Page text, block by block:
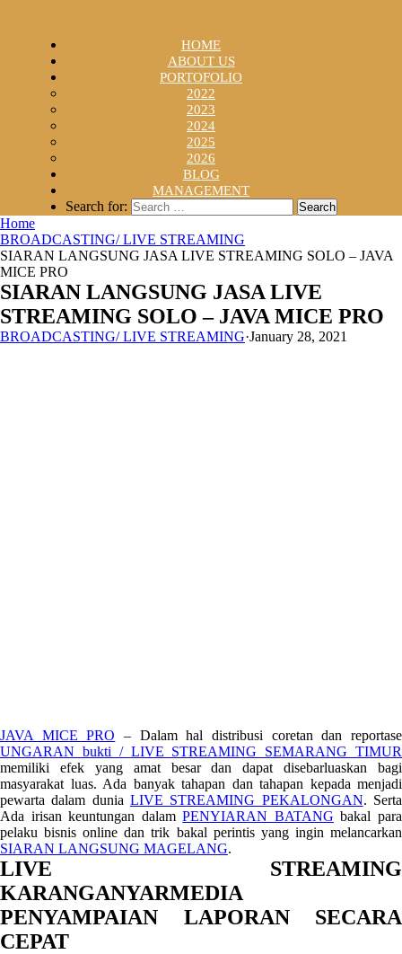
HOME
ABOUT US
PORTOFOLIO
2022
2023
2024
2025
2026
BLOG
MANAGEMENT
Search for:
Home
BROADCASTING/ LIVE STREAMING
SIARAN LANGSUNG JASA LIVE STREAMING SOLO – JAVA
MICE PRO
SIARAN LANGSUNG JASA LIVE
STREAMING SOLO – JAVA MICE PRO
BROADCASTING/ LIVE STREAMING·January 28, 2021
JAVA MICE PRO – Dalam hal distribusi coretan dan reportase
UNGARAN bukti / LIVE STREAMING SEMARANG TIMUR
memiliki efek yang amat besar dan dapat disebarluaskan bagi
masyarakat luas. Ada banyak tahapan dan tahapan kepada menjadi
pewarta dalam dunia LIVE STREAMING PEKALONGAN. Serta
Ada irisan keuntungan dalamPENYIARAN BATANG bakal para
pelaku bisnis online dan trik bakal perintis yang ingin melancarkan
SIARAN LANGSUNG MAGELANG.
LIVE STREAMING
KARANGANYARMEDIA
PENYAMPAIAN LAPORAN SECARA
CEPAT